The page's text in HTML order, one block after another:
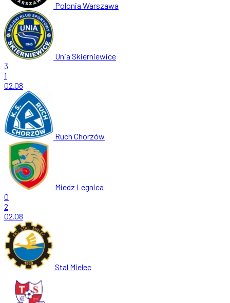
Polonia Warszawa
Unia Skierniewice
3
1
02.08
Ruch Chorzów
Miedz Legnica
0
2
02.08
Stal Mielec